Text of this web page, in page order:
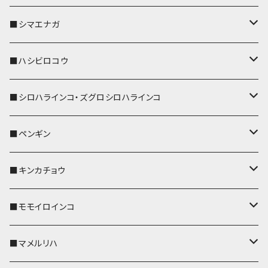
リールのみ
ストラップ付
IDカードホルダー
キーケース
名刺入れ・カードケース
コインケース
メガネケース
ポシェット・バッグ
帆布・デニム
Apple Watchバンド
リール付きストラップ
リールのみ
ストラップ付
キーケース
名刺入れ・カードケース
メガネケース
IDカードホルダー
ポシェット・バッグ
帆布・デニム
ポーチ
パスケース
IDカードホルダー
リール付きストラップ
リールのみ
ストラップ付
キーケース
名刺入れ・カードケース
ポシェット・バッグ
帆布・デニム
ポーチ
キーホルダー
パスケース
リール付きストラップ
リールのみ
ストラップ付
メガネケース
コインケース
IDカードホルダー
ポーチ
キーカバー
キーホルダー
パスケース
リール付きストラップ
リールのみ
ストラップ付
IDカードホルダー
メガネケース
コインケース
■シマエナガ
キーカバー
キーホルダー
パスケース
IDカードホルダー
リール付きストラップ
リールのみ
キーケース
■ハシビロコウ
キーカバー
キーホルダー
リール付きストラップ
リールのみ
ストラップ付
レザートレイ
パスケース
■シロハラインコ・ズグロシロハラインコ
キーカバー
キーホルダー
リール付きストラップ
リールのみ
パスケース
■ペンギン
キーカバー
キーホルダー
パスケース
■キンカチョウ
キーカバー
AppleWatchバンド
■モモイロインコ
キーカバー
■マメルリハ